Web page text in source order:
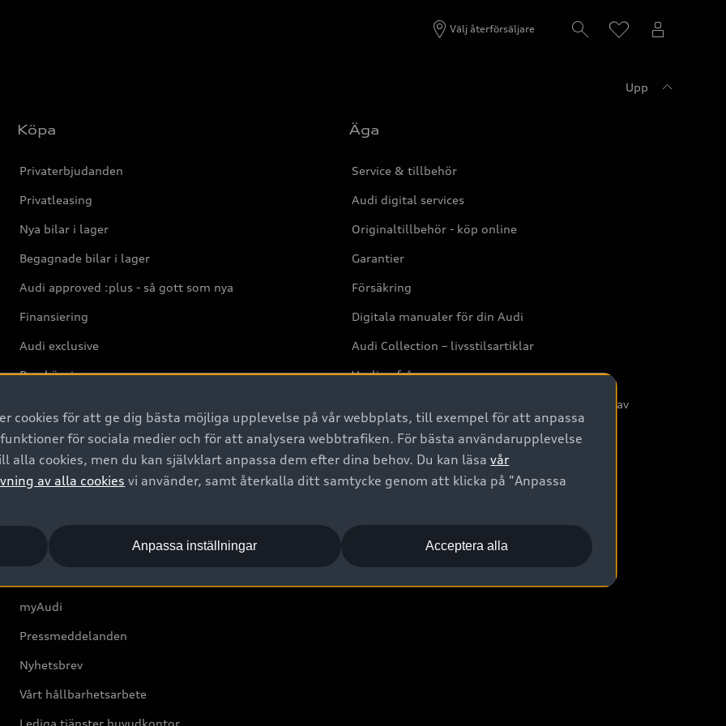
Välj återförsäljare
Upp
Köpa
Privaterbjudanden
Privatleasing
Nya bilar i lager
Begagnade bilar i lager
Audi approved :plus - så gott som nya
Finansiering
Audi exclusive
Provkörning
Äga
Service & tillbehör
Audi digital services
Originaltillbehör - köp online
Garantier
Försäkring
Digitala manualer för din Audi
Audi Collection – livsstilsartiklar
Vanliga frågor
2G/3G nätet stängs ned - Hur påverkas min bil av
detta?
Om Audi Sverige
Boka Service online
myAudi
Pressmeddelanden
Nyhetsbrev
Vårt hållbarhetsarbete
Lediga tjänster huvudkontor
cookies för att ge dig bästa möjliga upplevelse på vår webbplats, till exempel för att anpassa
för sociala medier och för att analysera webbtrafiken. För bästa användarupplevelse
alla cookies, men du kan självklart anpassa dem efter dina behov. Du kan läsavår
av alla cookies vi använder, samt återkalla ditt samtycke genom att klicka på "Anpassa
Acceptera alla
Anpassa inställningar